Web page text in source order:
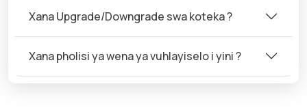
Xana Upgrade/Downgrade swa koteka ?
Xana pholisi ya wena ya vuhlayiselo i yini ?